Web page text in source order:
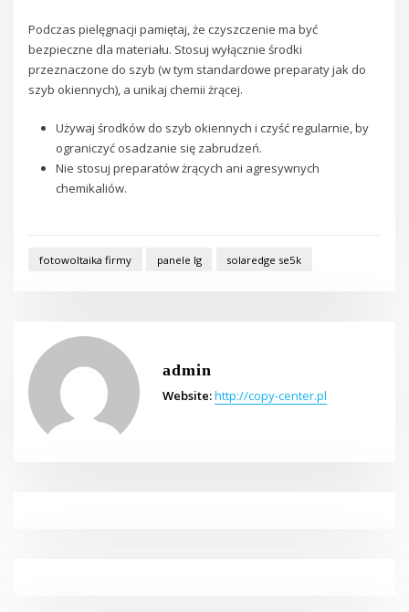
Podczas pielęgnacji pamiętaj, że czyszczenie ma być
bezpieczne dla materiału. Stosuj wyłącznie środki
przeznaczone do szyb (w tym standardowe preparaty jak do
szyb okiennych), a unikaj chemii żrącej.
Używaj środków do szyb okiennych i czyść regularnie, by
ograniczyć osadzanie się zabrudzeń.
Nie stosuj preparatów żrących ani agresywnych
chemikaliów.
fotowoltaika firmy panele lg solaredge se5k
admin
Website:http://copy-center.pl